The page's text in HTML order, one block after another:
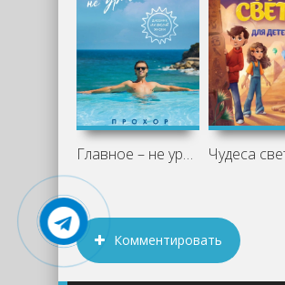
Главное – не уработаться! Дневник
Комментировать